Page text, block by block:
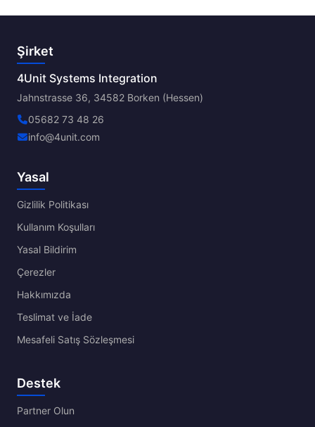
Şirket
4Unit Systems Integration
Jahnstrasse 36, 34582 Borken (Hessen)
05682 73 48 26
info@4unit.com
Yasal
Gizlilik Politikası
Kullanım Koşulları
Yasal Bildirim
Çerezler
Hakkımızda
Teslimat ve İade
Mesafeli Satış Sözleşmesi
Destek
Partner Olun